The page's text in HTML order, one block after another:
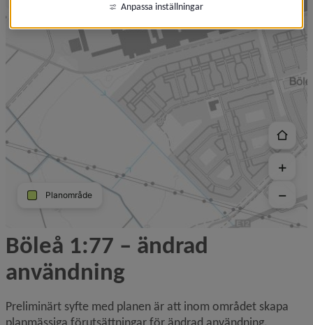
Böleå 1:77 – ändrad
användning
Preliminärt syfte med planen är att inom området skapa
Anpassa inställningar